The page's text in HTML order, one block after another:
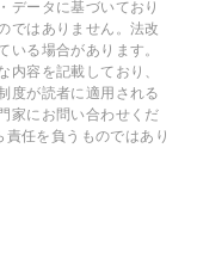
データに基づいており
ではありません。法改
いる場合があります。
内容を記載しており、
度が読者に適用される
家にお問い合わせくだ
任を負うものではあり